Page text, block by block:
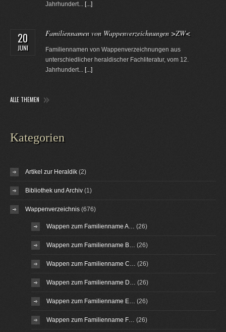
Jahrhundert... [...]
20
JUNI
Familiennamen von Wappenverzeichnungen >ZW<
Familiennamen von Wappenverzeichnungen aus
unterschiedlicher heraldischer Fachliteratur, vom 12.
Jahrhundert... [...]
ALLE THEMEN
Kategorien
Artikel zur Heraldik (2)
Bibliothek und Archiv (1)
Wappenverzeichnis (676)
Wappen zum Familienname A… (26)
Wappen zum Familienname B… (26)
Wappen zum Familienname C… (26)
Wappen zum Familienname D… (26)
Wappen zum Familienname E… (26)
Wappen zum Familienname F… (26)